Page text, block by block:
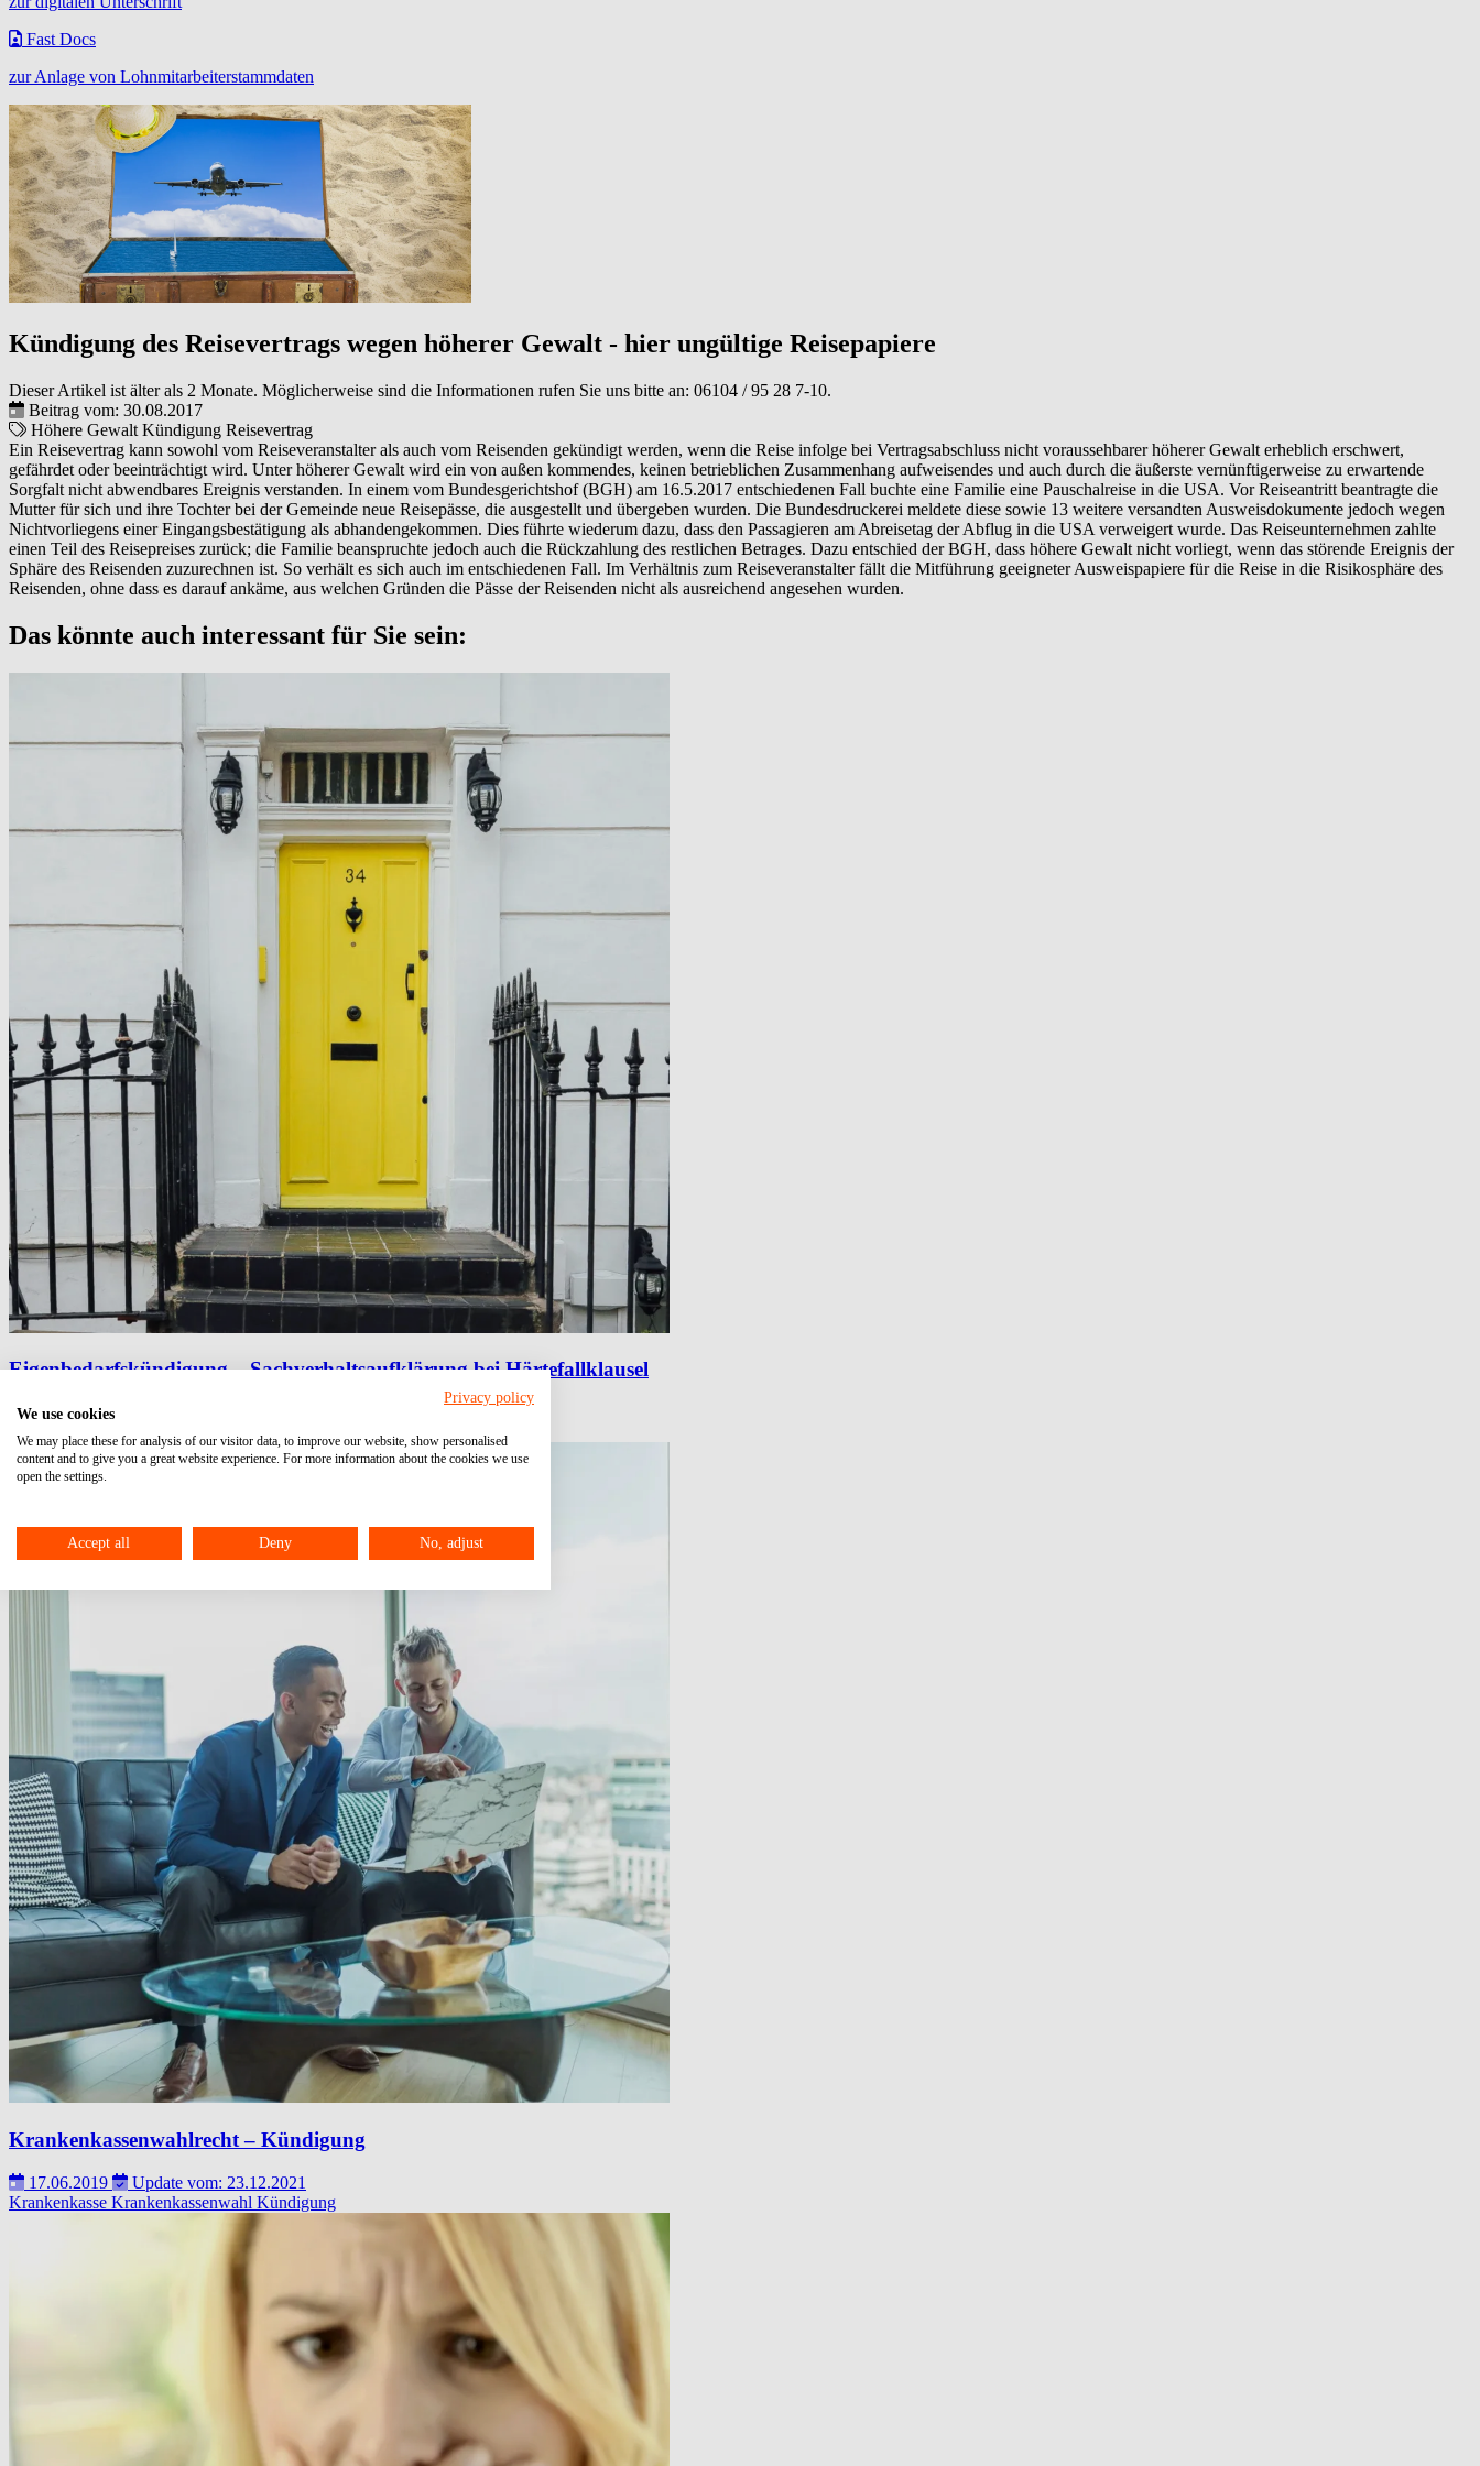
Fast Docs
zur Anlage von Lohnmitarbeiterstammdaten
Kündigung des Reisevertrags wegen höherer Gewalt - hier ungültige Reisepapiere
Dieser Artikel ist älter als 2 Monate. Möglicherweise sind die Informationen rufen Sie uns bitte an: 06104 / 95 28 7-10.
Beitrag vom: 30.08.2017
Höhere Gewalt Kündigung Reisevertrag
Ein Reisevertrag kann sowohl vom Reiseveranstalter als auch vom Reisenden gekündigt werden, wenn die Reise infolge bei Vertragsabschluss nicht voraussehbarer höherer Gewalt erheblich erschwert,
gefährdet oder beeinträchtigt wird. Unter höherer Gewalt wird ein von außen kommendes, keinen betrieblichen Zusammenhang aufweisendes und auch durch die äußerste vernünftigerweise zu erwartende
Sorgfalt nicht abwendbares Ereignis verstanden. In einem vom Bundesgerichtshof (BGH) am 16.5.2017 entschiedenen Fall buchte eine Familie eine Pauschalreise in die USA. Vor Reiseantritt beantragte die
Mutter für sich und ihre Tochter bei der Gemeinde neue Reisepässe, die ausgestellt und übergeben wurden. Die Bundesdruckerei meldete diese sowie 13 weitere versandten Ausweisdokumente jedoch wegen
Nichtvorliegens einer Eingangsbestätigung als abhandengekommen. Dies führte wiederum dazu, dass den Passagieren am Abreisetag der Abflug in die USA verweigert wurde. Das Reiseunternehmen zahlte
einen Teil des Reisepreises zurück; die Familie beanspruchte jedoch auch die Rückzahlung des restlichen Betrages. Dazu entschied der BGH, dass höhere Gewalt nicht vorliegt, wenn das störende Ereignis der
Sphäre des Reisenden zuzurechnen ist. So verhält es sich auch im entschiedenen Fall. Im Verhältnis zum Reiseveranstalter fällt die Mitführung geeigneter Ausweispapiere für die Reise in die Risikosphäre des
Reisenden, ohne dass es darauf ankäme, aus welchen Gründen die Pässe der Reisenden nicht als ausreichend angesehen wurden.
Das könnte auch interessant für Sie sein:
Eigenbedarfskündigung – Sachverhaltsaufklärung bei Härtefallklausel
16.07.2019
Eigenbedarfskündigu.
Kündigung Mieter
Krankenkassenwahlrecht – Kündigung
17.06.2019
Update vom: 23.12.2021
Krankenkasse Krankenkassenwahl Kündigung
Privacy policy
We use cookies
We may place these for analysis of our visitor data, to improve our website, show personalised
content and to give you a great website experience. For more information about the cookies we use
open the settings.
Accept all Deny No, adjust